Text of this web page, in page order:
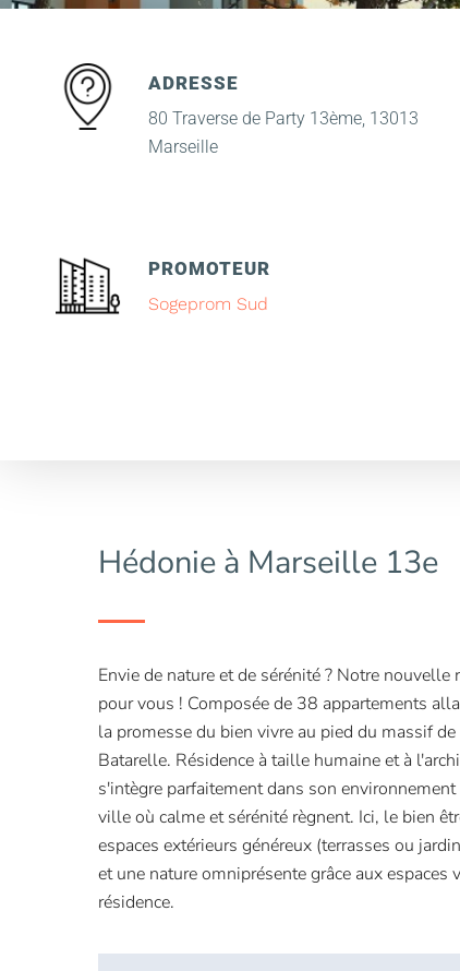
ADRESSE
80 Traverse de Party 13ème, 13013
Marseille
PROMOTEUR
Sogeprom Sud
Hédonie à Marseille 13e
Envie de nature et de sérénité ? Notre nouvelle
pour vous ! Composée de 38 appartements
la promesse du bien vivre au pied du massif
Batarelle. Résidence à taille humaine et à
s'intègre parfaitement dans son
ville où calme et sérénité règnent. Ici, le bien
espaces extérieurs généreux (terrasses ou
et une nature omniprésente grâce aux espaces
résidence.